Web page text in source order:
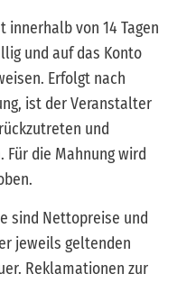
innerhalb von 14 Tagen
und auf das Konto
Erfolgt nach
ist der Veranstalter
und
Für die Mahnung wird
sind Nettopreise und
jeweils geltenden
Reklamationen zur